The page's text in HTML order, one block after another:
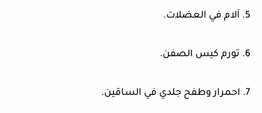
5. آلام في العضلات.
6. تورم كيس الصفن.
7. احمرار وطفح جلدي في الساقين.